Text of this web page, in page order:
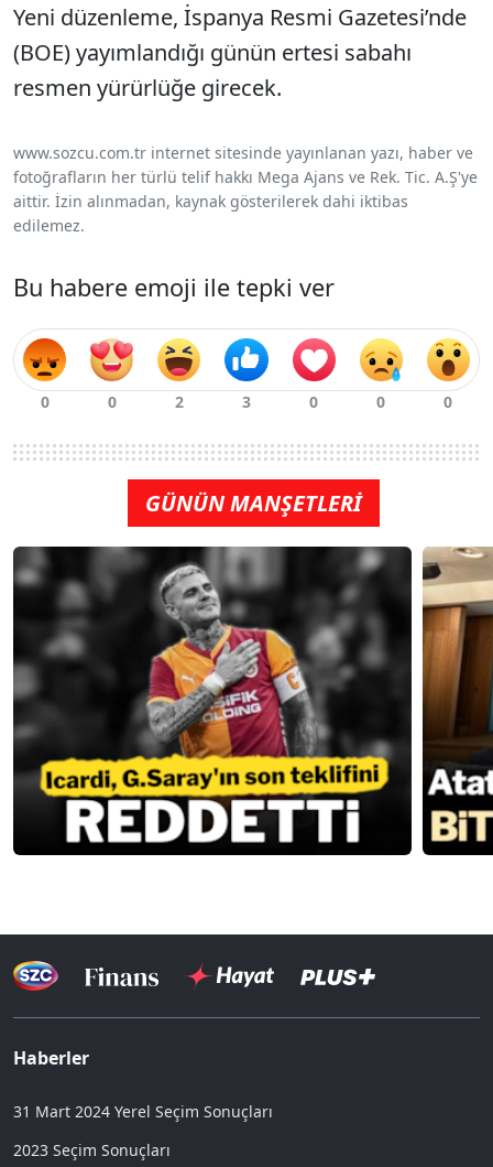
Yeni düzenleme, İspanya Resmi Gazetesi’nde
(BOE) yayımlandığı günün ertesi sabahı
resmen yürürlüğe girecek.
www.sozcu.com.tr internet sitesinde yayınlanan yazı, haber ve
fotoğrafların her türlü telif hakkı Mega Ajans ve Rek. Tic. A.Ş'ye
aittir. İzin alınmadan, kaynak gösterilerek dahi iktibas
edilemez.
Bu habere emoji ile tepki ver
GÜNÜN MANŞETLERİ
Haberler
31 Mart 2024 Yerel Seçim Sonuçları
2023 Seçim Sonuçları